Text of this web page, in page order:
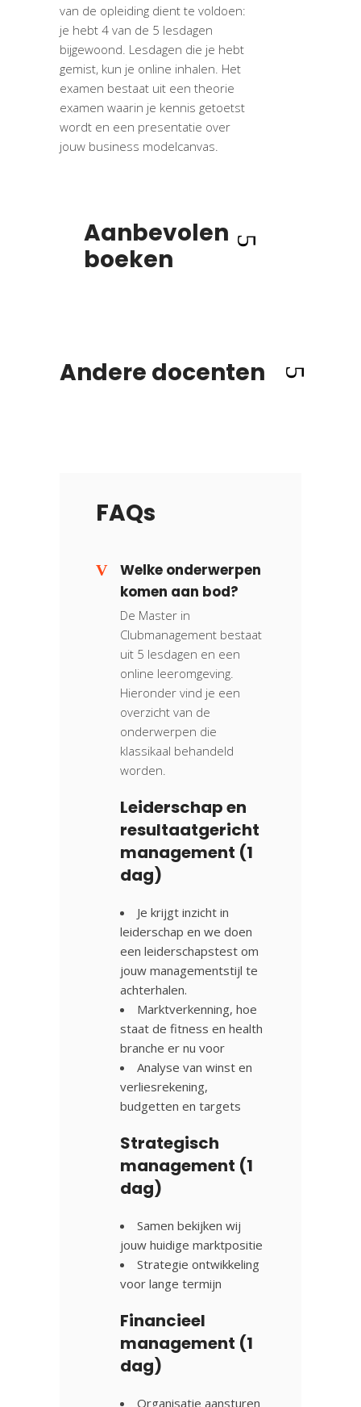
van de opleiding dient te voldoen:
je hebt 4 van de 5 lesdagen
bijgewoond. Lesdagen die je hebt
gemist, kun je online inhalen. Het
examen bestaat uit een theorie
examen waarin je kennis getoetst
wordt en een presentatie over
jouw business modelcanvas.
Aanbevolen
boeken
Andere docenten
FAQs
Welke onderwerpen
komen aan bod?
De Master in
Clubmanagement bestaat
uit 5 lesdagen en een
online leeromgeving.
Hieronder vind je een
overzicht van de
onderwerpen die
klassikaal behandeld
worden.
Leiderschap en
resultaatgericht
management (1
dag)
Je krijgt inzicht in
leiderschap en we doen
een leiderschapstest om
jouw managementstijl te
achterhalen.
Marktverkenning, hoe
staat de fitness en health
branche er nu voor
Analyse van winst en
verliesrekening,
budgetten en targets
Strategisch
management (1
dag)
Samen bekijken wij
jouw huidige marktpositie
Strategie ontwikkeling
voor lange termijn
Financieel
management (1
dag)
Organisatie aansturen